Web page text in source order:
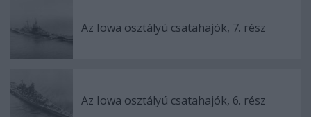
Az Iowa osztályú csatahajók, 7. rész
Az Iowa osztályú csatahajók, 6. rész